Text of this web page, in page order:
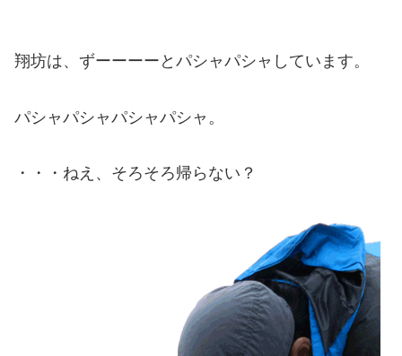
翔坊は、ずーーーーとパシャパシャしています。
パシャパシャパシャパシャ。
・・・ねえ、そろそろ帰らない？